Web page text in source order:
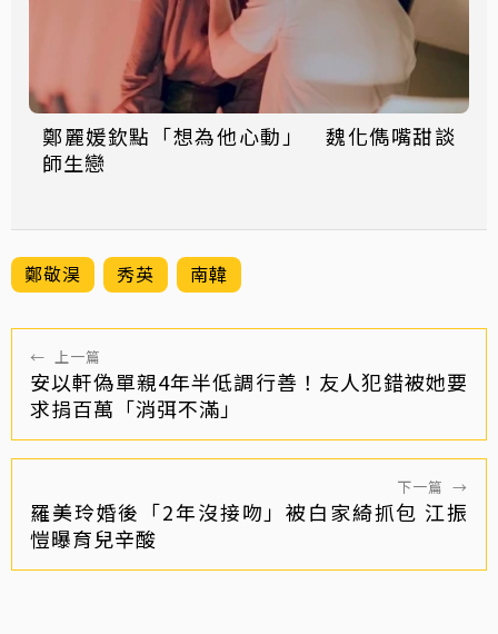
鄭麗媛欽點「想為他心動」 魏化儁嘴甜談
師生戀
鄭敬淏 秀英 南韓
← 上一篇
安以軒偽單親4年半低調行善！友人犯錯被她要
求捐百萬「消弭不滿」
下一篇 →
羅美玲婚後「2年沒接吻」被白家綺抓包 江振
愷曝育兒辛酸